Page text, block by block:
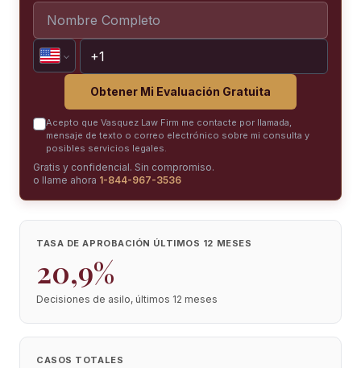
Obtener Mi Evaluación Gratuita
Acepto que Vasquez Law Firm me contacte por llamada,
mensaje de texto o correo electrónico sobre mi consulta y
posibles servicios legales.
Gratis y confidencial. Sin compromiso.
o llame ahora 1-844-967-3536
TASA DE APROBACIÓN ÚLTIMOS 12 MESES
20,9%
Decisiones de asilo, últimos 12 meses
CASOS TOTALES